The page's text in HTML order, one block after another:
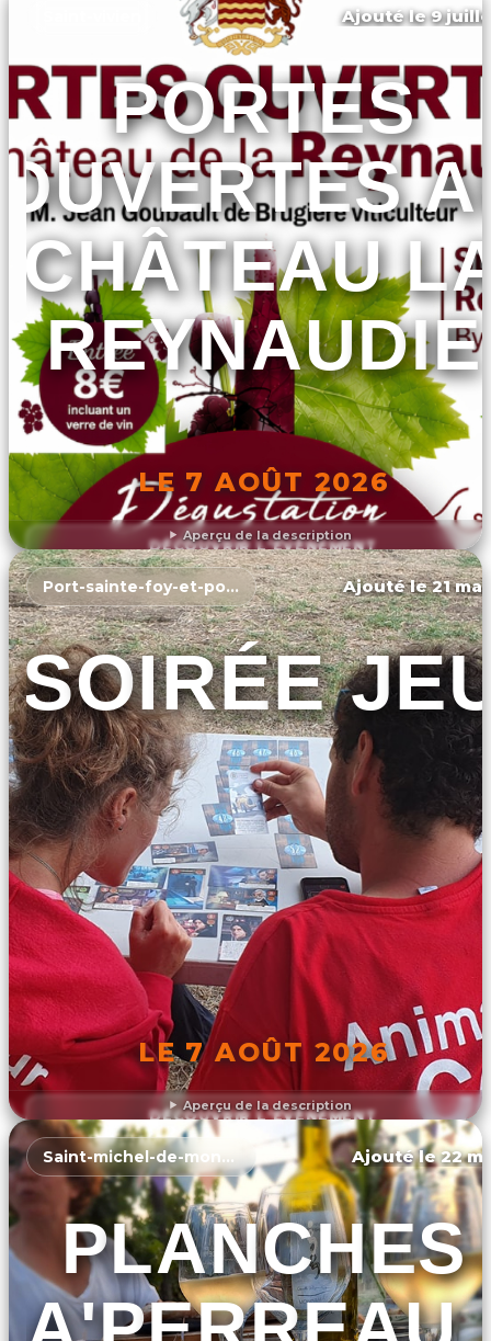
Aperçu de la description
Ajouté le 9
PORTES
CHÂTEAU
REYNAUDIE
LE 7 AOÛT 2026
DÉCOUVRIR L'ÉVÉNEMENT
Aperçu de la description
Port-sainte-foy-et-ponchapt Ajouté le 21
SOIRÉE
LE 7 AOÛT 2026
DÉCOUVRIR L'ÉVÉNEMENT
Saint-michel-de-montaigne Ajouté le 22
PLANCHES